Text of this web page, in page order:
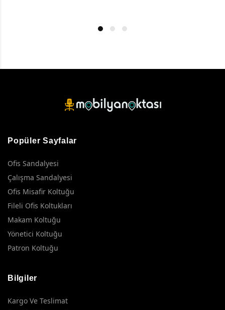
Popüler Sayfalar
Ofis Sandalyesi
Çalışma Sandalyesi
Ofis Misafir Koltuğu
Fileli Ofis Koltukları
Makam Koltuğu
Yönetici Koltuğu
Patron Koltuğu
Bilgiler
Kargo Ve Teslimat